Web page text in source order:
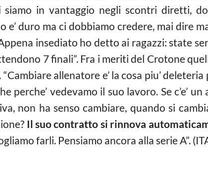
in vantaggio negli scontri diretti,
e’ duro ma ci dobbiamo credere, mai dire
insediato ho detto ai ragazzi: state
7 finali”. Fra i meriti del Crotone
allenatore e’ la cosa piu’ deleteria
perche’ vedevamo il suo lavoro. Se c’e’
non ha senso cambiare, quando si
Il suo contratto si rinnova
farli. Pensiamo ancora alla serie A”.